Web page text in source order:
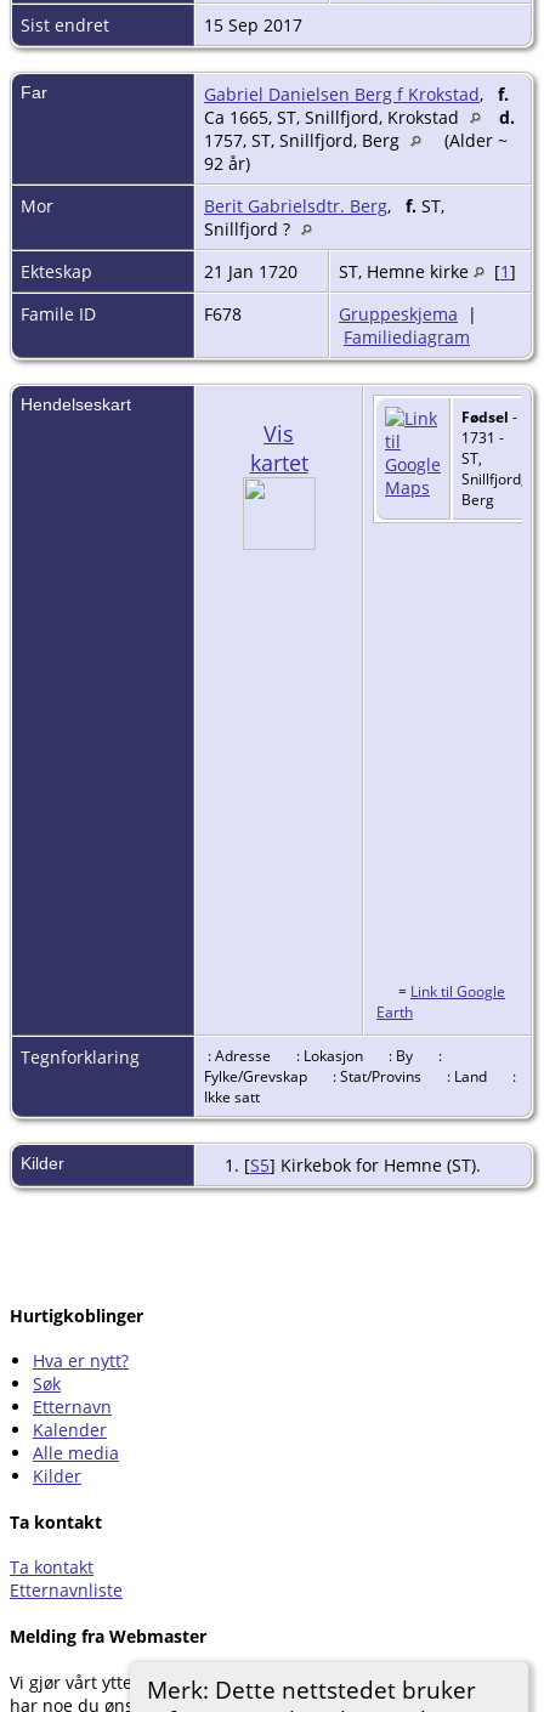
Merk: Dette nettstedet bruker
Sist endret
15 Sep 2017
Far Gabriel Danielsen Berg f Krokstad, f.
Ca 1665, ST, Snillfjord, Krokstad
d.
1757, ST, Snillfjord, Berg
(Alder ~
92 år)
Mor
Berit Gabrielsdtr. Berg, f. ST,
Snillfjord ?
Ekteskap
21 Jan 1720 ST, Hemne kirke [1]
Famile ID
F678 Gruppeskjema |
Familiediagram
Hendelseskart
Vis
kartet
Fødsel -
1731 -
ST,
Snillfjord,
Berg
= Link til Google
Earth
Tegnforklaring : Adresse : Lokasjon : By
:
Fylke/Grevskap
: Stat/Provins : Land
:
Ikke satt
Kilder [S5] Kirkebok for Hemne (ST).
Hurtigkoblinger
Hva er nytt?
Søk
Etternavn
Kalender
Alle media
Kilder
Ta kontakt
Ta kontakt
Etternavnliste
Melding fra Webmaster
Vi gjør vårt ytterste for å dokumentere forskningen vår. Hvis du
har noe du ønsker å legge til, kan du kontakte oss.